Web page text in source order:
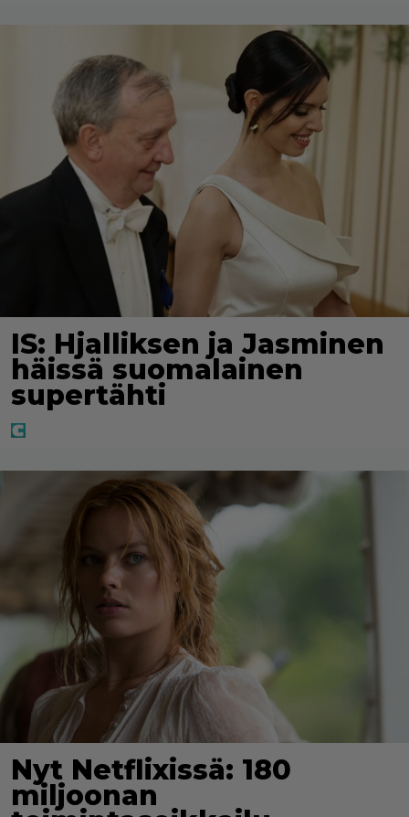
IS: Hjalliksen ja Jasminen
häissä suomalainen
supertähti
Nyt Netflixissä: 180
miljoonan